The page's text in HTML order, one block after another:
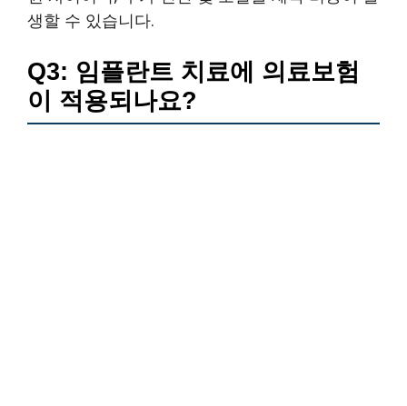
생할 수 있습니다.
Q3: 임플란트 치료에 의료보험
이 적용되나요?